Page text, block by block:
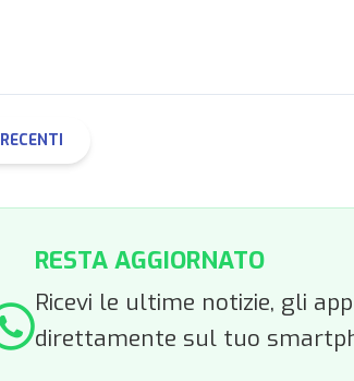
RECENTI
RESTA AGGIORNATO
Ricevi le ultime notizie, gli
direttamente sul tuo